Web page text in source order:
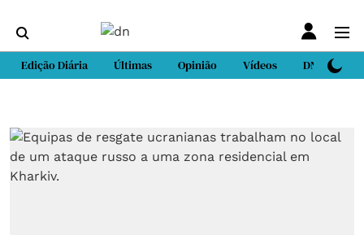
Edição Diária Últimas Opinião Vídeos DN Sport